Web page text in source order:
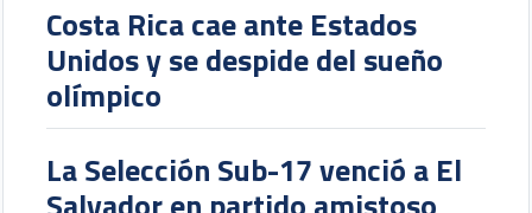
Costa Rica cae ante Estados
Unidos y se despide del sueño
olímpico
La Selección Sub-17 venció a El